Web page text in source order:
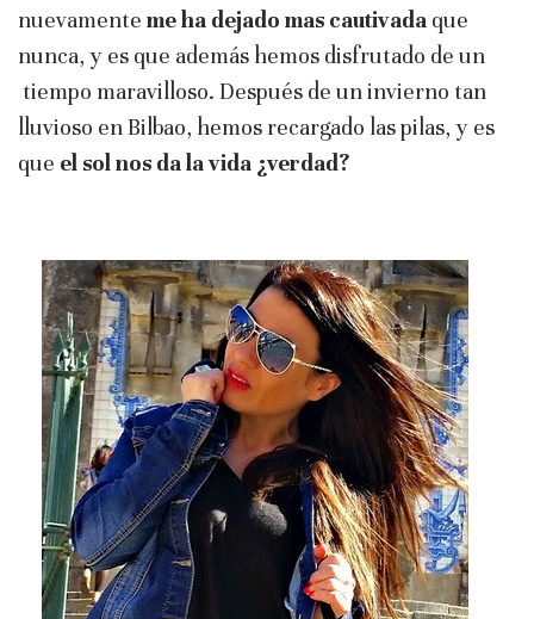
nuevamente me ha dejado mas cautivada que
nunca, y es que además hemos disfrutado de un
tiempo maravilloso. Después de un invierno tan
lluvioso en Bilbao, hemos recargado las pilas, y es
que el sol nos da la vida ¿verdad?